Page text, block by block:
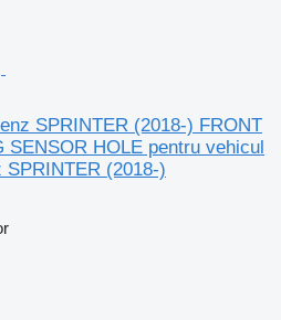
SPRINTER (2018-) FRONT
SENSOR HOLE pentru vehicul
(2018-)